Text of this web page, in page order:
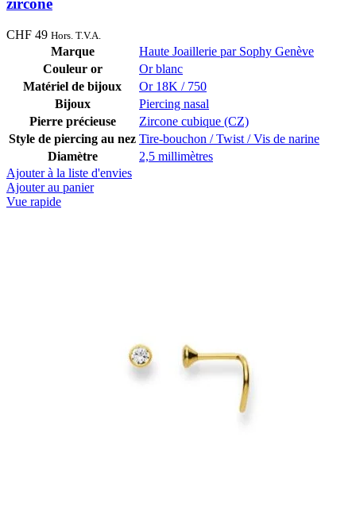
zircone
CHF 49 Hors. T.V.A.
Marque
Haute Joaillerie par Sophy Genève
Couleur or
Or blanc
Matériel de bijoux
Or 18K / 750
Bijoux
Piercing nasal
Pierre précieuse
Zircone cubique (CZ)
Style de piercing au nez Tire-bouchon / Twist / Vis de narine
Diamètre
2,5 millimètres
Ajouter à la liste d'envies
Ajouter au panier
Vue rapide